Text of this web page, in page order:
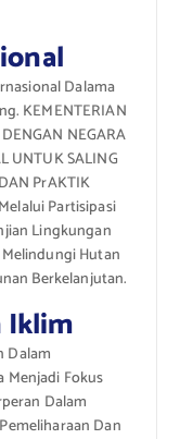
Dalama
KEMENTERIAN
NEGARA
UNTUK SALING
PrAKTIK
Partisipasi
Lingkungan
Hutan
Berkelanjutan.
Iklim
Dalam
Menjadi Fokus
Dalam
Dan